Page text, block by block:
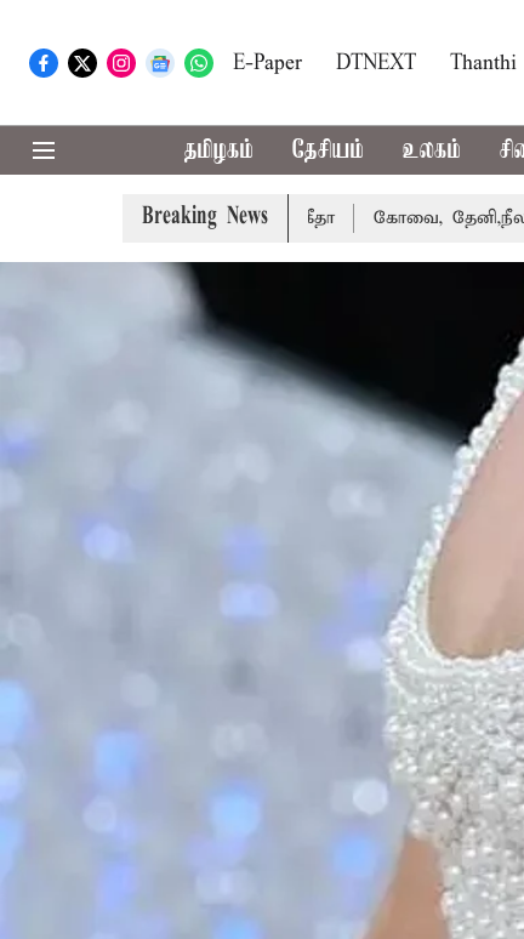
E-Paper DTNEXT
தமிழகம் தேசியம் உலகம்
Breaking News
வாபஸ் பெற்றார் சங்கீதா கோவை, தேனி,நீலகிரி ஆகிய